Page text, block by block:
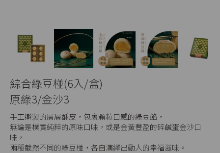
綜合綠豆椪(6入/盒)
原綠3/金沙3
手工擀製的層層酥皮，包裹顆粒口感的綠豆餡，
無論是樸實純粹的原味口味，或是金黃豐盈的碎鹹蛋金沙口
味，
兩種截然不同的綠豆椪，各自演繹出動人的幸福滋味。